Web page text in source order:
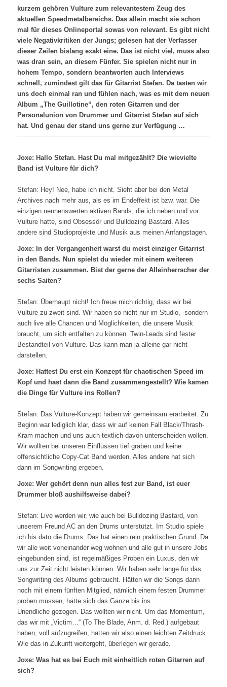
kurzem gehören Vulture zum relevantestem Zeug des
aktuellen Speedmetalbereichs. Das allein macht sie schon
mal für dieses Onlineportal sowas von relevant. Es gibt nicht
viele Negativkritiken der Jungs; gelesen hat der Verfasser
dieser Zeílen bislang exakt eine. Das ist nicht viel, muss also
was dran sein, an diesem Fünfer. Sie spielen nicht nur in
hohem Tempo, sondern beantworten auch Interviews
schnell, zumindest gilt das für Gitarrist Stefan. Da tasten wir
uns doch einmal ran und fühlen nach, was es mit dem neuen
Album „The Guillotine“, den roten Gitarren und der
Personalunion von Drummer und Gitarrist Stefan auf sich
hat. Und genau der stand uns gerne zur Verfügung …
Joxe: Hallo Stefan. Hast Du mal mitgezählt? Die wievielte
Band ist Vulture für dich?
Stefan: Hey! Nee, habe ich nicht. Sieht aber bei den Metal
Archives nach mehr aus, als es im Endeffekt ist bzw. war. Die
einzigen nennenswerten aktiven Bands, die ich neben und vor
Vulture hatte, sind Obsessör und Bulldozing Bastard. Alles
andere sind Studioprojekte und Musik aus meinen Anfangstagen.
Joxe: In der Vergangenheit warst du meist einziger Gitarrist
in den Bands. Nun spielst du wieder mit einem weiteren
Gitarristen zusammen. Bist der gerne der Alleinherrscher der
sechs Saiten?
Stefan: Überhaupt nicht! Ich freue mich richtig, dass wir bei
Vulture zu zweit sind. Wir haben so nicht nur im Studio, sondern
auch live alle Chancen und Möglichkeiten, die unsere Musik
braucht, um sich entfalten zu können. Twin-Leads sind fester
Bestandteil von Vulture. Das kann man ja alleine gar nicht
darstellen.
Joxe: Hattest Du erst ein Konzept für chaotischen Speed im
Kopf und hast dann die Band zusammengestellt? Wie kamen
die Dinge für Vulture ins Rollen?
Stefan: Das Vulture-Konzept haben wir gemeinsam erarbeitet. Zu
Beginn war lediglich klar, dass wir auf keinen Fall Black/Thrash-
Kram machen und uns auch textlich davon unterscheiden wollen.
Wir wollten bei unseren Einflüssen tief graben und keine
offensichtliche Copy-Cat Band werden. Alles andere hat sich
dann im Songwriting ergeben.
Joxe: Wer gehört denn nun alles fest zur Band, ist euer
Drummer bloß aushilfsweise dabei?
Stefan: Live werden wir, wie auch bei Bulldozing Bastard, von
unserem Freund AC an den Drums unterstützt. Im Studio spiele
ich bis dato die Drums. Das hat einen rein praktischen Grund. Da
wir alle weit voneinander weg wohnen und alle gut in unsere Jobs
eingebunden sind, ist regelmäßiges Proben ein Luxus, den wir
uns zur Zeit nicht leisten können. Wir haben sehr lange für das
Songwriting des Albums gebraucht. Hätten wir die Songs dann
noch mit einem fünften Mitglied, nämlich einem festen Drummer
proben müssen, hätte sich das Ganze bis ins
Unendliche gezogen. Das wollten wir nicht. Um das Momentum,
das wir mit „Victim…“ (To The Blade, Anm. d. Red.) aufgebaut
haben, voll aufzugreifen, hatten wir also einen leichten Zeitdruck.
Wie das in Zukunft weitergeht, überlegen wir gerade.
Joxe: Was hat es bei Euch mit einheitlich roten Gitarren auf
sich?